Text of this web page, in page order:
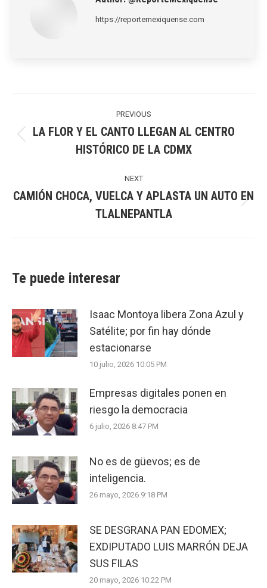
https://reportemexiquense.com
PREVIOUS
post:
LA FLOR Y EL CANTO LLEGAN AL CENTRO
HISTÓRICO DE LA CDMX
NEXT
post:
CAMIÓN CHOCA, VUELCA Y APLASTA UN AUTO EN
TLALNEPANTLA
Te puede interesar
Isaac Montoya libera Zona Azul y
Satélite; por fin hay dónde
estacionarse
10 julio, 2026 10:05 PM
Empresas digitales ponen en
riesgo la democracia
6 julio, 2026 8:47 PM
No es de güevos; es de
inteligencia.
26 mayo, 2026 9:18 PM
SE DESGRANA PAN EDOMEX;
EXDIPUTADO LUIS MARRÓN DEJA
SUS FILAS
20 mayo, 2026 10:22 PM